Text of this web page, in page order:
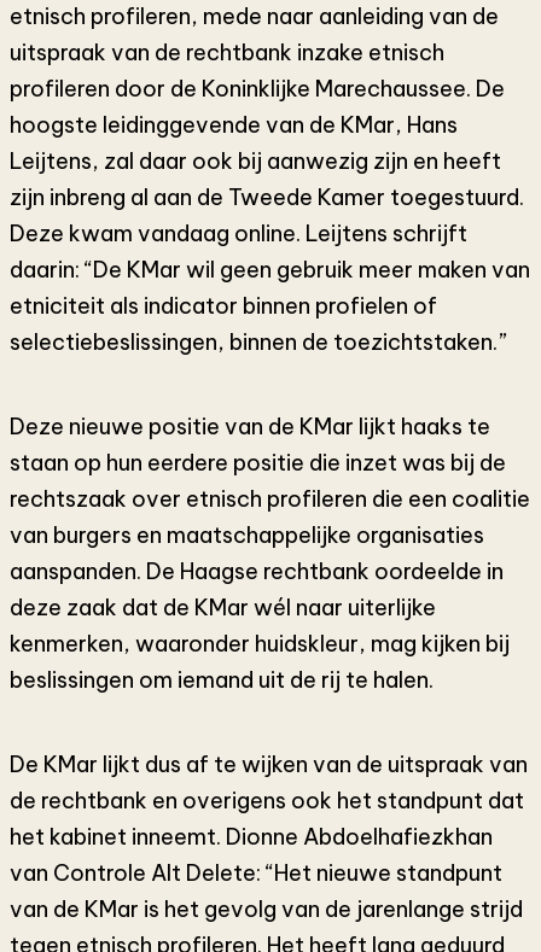
etnisch profileren, mede naar aanleiding van de
uitspraak van de rechtbank inzake etnisch
profileren door de Koninklijke Marechaussee. De
hoogste leidinggevende van de KMar, Hans
Leijtens, zal daar ook bij aanwezig zijn en heeft
zijn inbreng al aan de Tweede Kamer toegestuurd.
Deze kwam vandaag online. Leijtens schrijft
daarin: “De KMar wil geen gebruik meer maken van
etniciteit als indicator binnen profielen of
selectiebeslissingen, binnen de toezichtstaken.”
Deze nieuwe positie van de KMar lijkt haaks te
staan op hun eerdere positie die inzet was bij de
rechtszaak over etnisch profileren die een coalitie
van burgers en maatschappelijke organisaties
aanspanden. De Haagse rechtbank oordeelde in
deze zaak dat de KMar wél naar uiterlijke
kenmerken, waaronder huidskleur, mag kijken bij
beslissingen om iemand uit de rij te halen.
De KMar lijkt dus af te wijken van de uitspraak van
de rechtbank en overigens ook het standpunt dat
het kabinet inneemt. Dionne Abdoelhafiezkhan
van Controle Alt Delete: “Het nieuwe standpunt
van de KMar is het gevolg van de jarenlange strijd
tegen etnisch profileren. Het heeft lang geduurd